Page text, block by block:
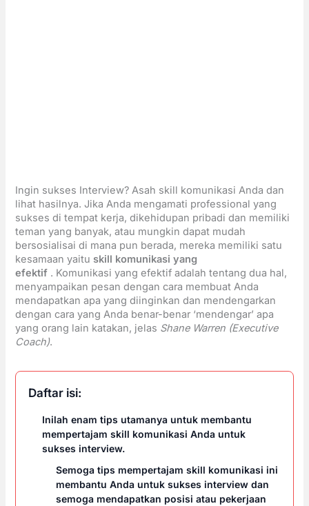
Ingin sukses Interview? Asah skill komunikasi Anda dan
lihat hasilnya. Jika Anda mengamati professional yang
sukses di tempat kerja, dikehidupan pribadi dan memiliki
teman yang banyak, atau mungkin dapat mudah
bersosialisai di mana pun berada, mereka memiliki satu
kesamaan yaitu skill komunikasi yang
efektif . Komunikasi yang efektif adalah tentang dua hal,
menyampaikan pesan dengan cara membuat Anda
mendapatkan apa yang diinginkan dan mendengarkan
dengan cara yang Anda benar-benar ‘mendengar’ apa
yang orang lain katakan, jelas Shane Warren (Executive
Coach).
Daftar isi:
Inilah enam tips utamanya untuk membantu
mempertajam skill komunikasi Anda untuk
sukses interview.
Semoga tips mempertajam skill komunikasi ini
membantu Anda untuk sukses interview dan
semoga mendapatkan posisi atau pekerjaan